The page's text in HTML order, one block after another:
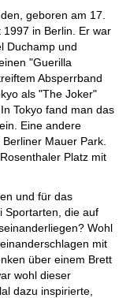
geboren am 17.
in Berlin. Er war
Duchamp und
"Guerilla
Absperrband
als "The Joker"
Tokyo fand man das
Eine andere
Mauer Park.
Platz mit
und für das
Sportarten, die auf
Wohl
mit
über einem Brett
wohl dieser
dazu inspirierte,